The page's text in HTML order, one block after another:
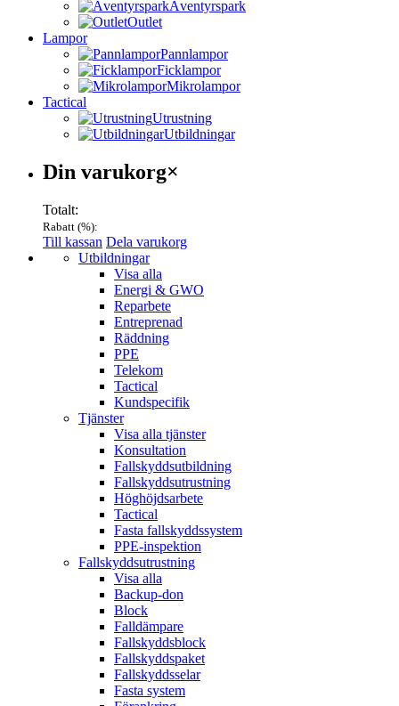
Äventyrspark
Outlet
Lampor
Pannlampor
Ficklampor
Mikrolampor
Tactical
Utrustning
Utbildningar
Varukorg
Din varukorg×
Totalt:
Rabatt (%):
Till kassan Dela varukorg
Menu Utbildningar
Visa alla
Energi & GWO
Reparbete
Entreprenad
Räddning
PPE
Telekom
Tactical
Kundspecifik
Tjänster
Visa alla tjänster
Konsultation
Fallskyddsutbildning
Fallskyddsutrustning
Höghöjdsarbete
Tactical
Fasta fallskyddssystem
PPE-inspektion
Fallskyddsutrustning
Visa alla
Backup-don
Block
Falldämpare
Fallskyddsblock
Fallskyddspaket
Fallskyddsselar
Fasta system